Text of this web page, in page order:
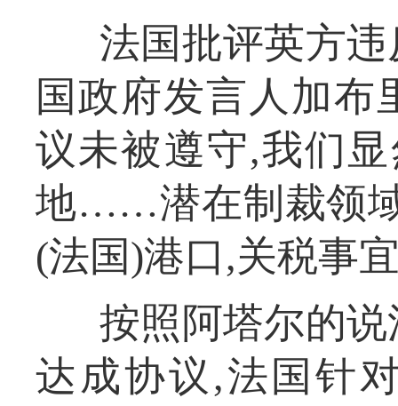
法国批评英方
国政府发言人加布
议未被遵守,我们
地……潜在制裁领
(法国)港口,关税事
按照阿塔尔的
达成协议,法国针